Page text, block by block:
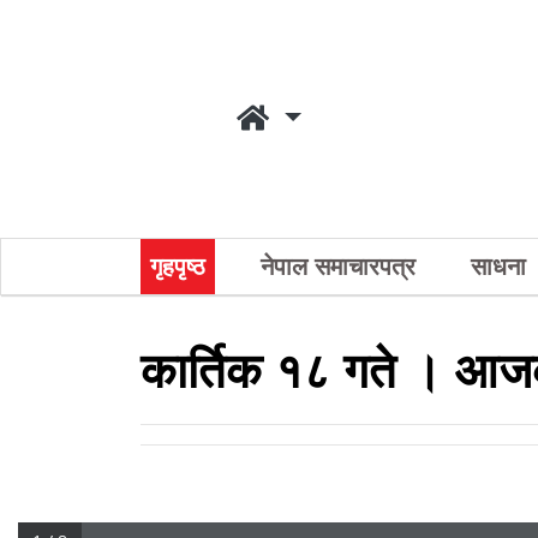
गृहपृष्ठ नेपाल समाचारपत्र साधना
कार्तिक १८ गते ।